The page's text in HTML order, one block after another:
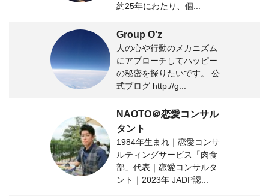
約25年にわたり、個...
Group O'z
人の心や行動のメカニズム
にアプローチしてハッピー
の秘密を探りたいです。 公
式ブログ http://g...
NAOTO＠恋愛コンサル
タント
1984年生まれ｜恋愛コンサ
ルティングサービス「肉食
部」代表｜恋愛コンサルタ
ント｜2023年 JADP認...